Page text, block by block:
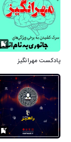
پادکست مهرانگیز